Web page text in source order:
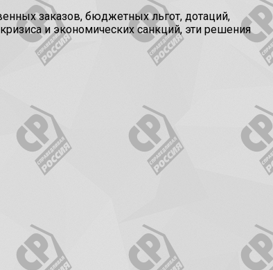
заказов, бюджетных льгот, дотаций,
и экономических санкций, эти решения